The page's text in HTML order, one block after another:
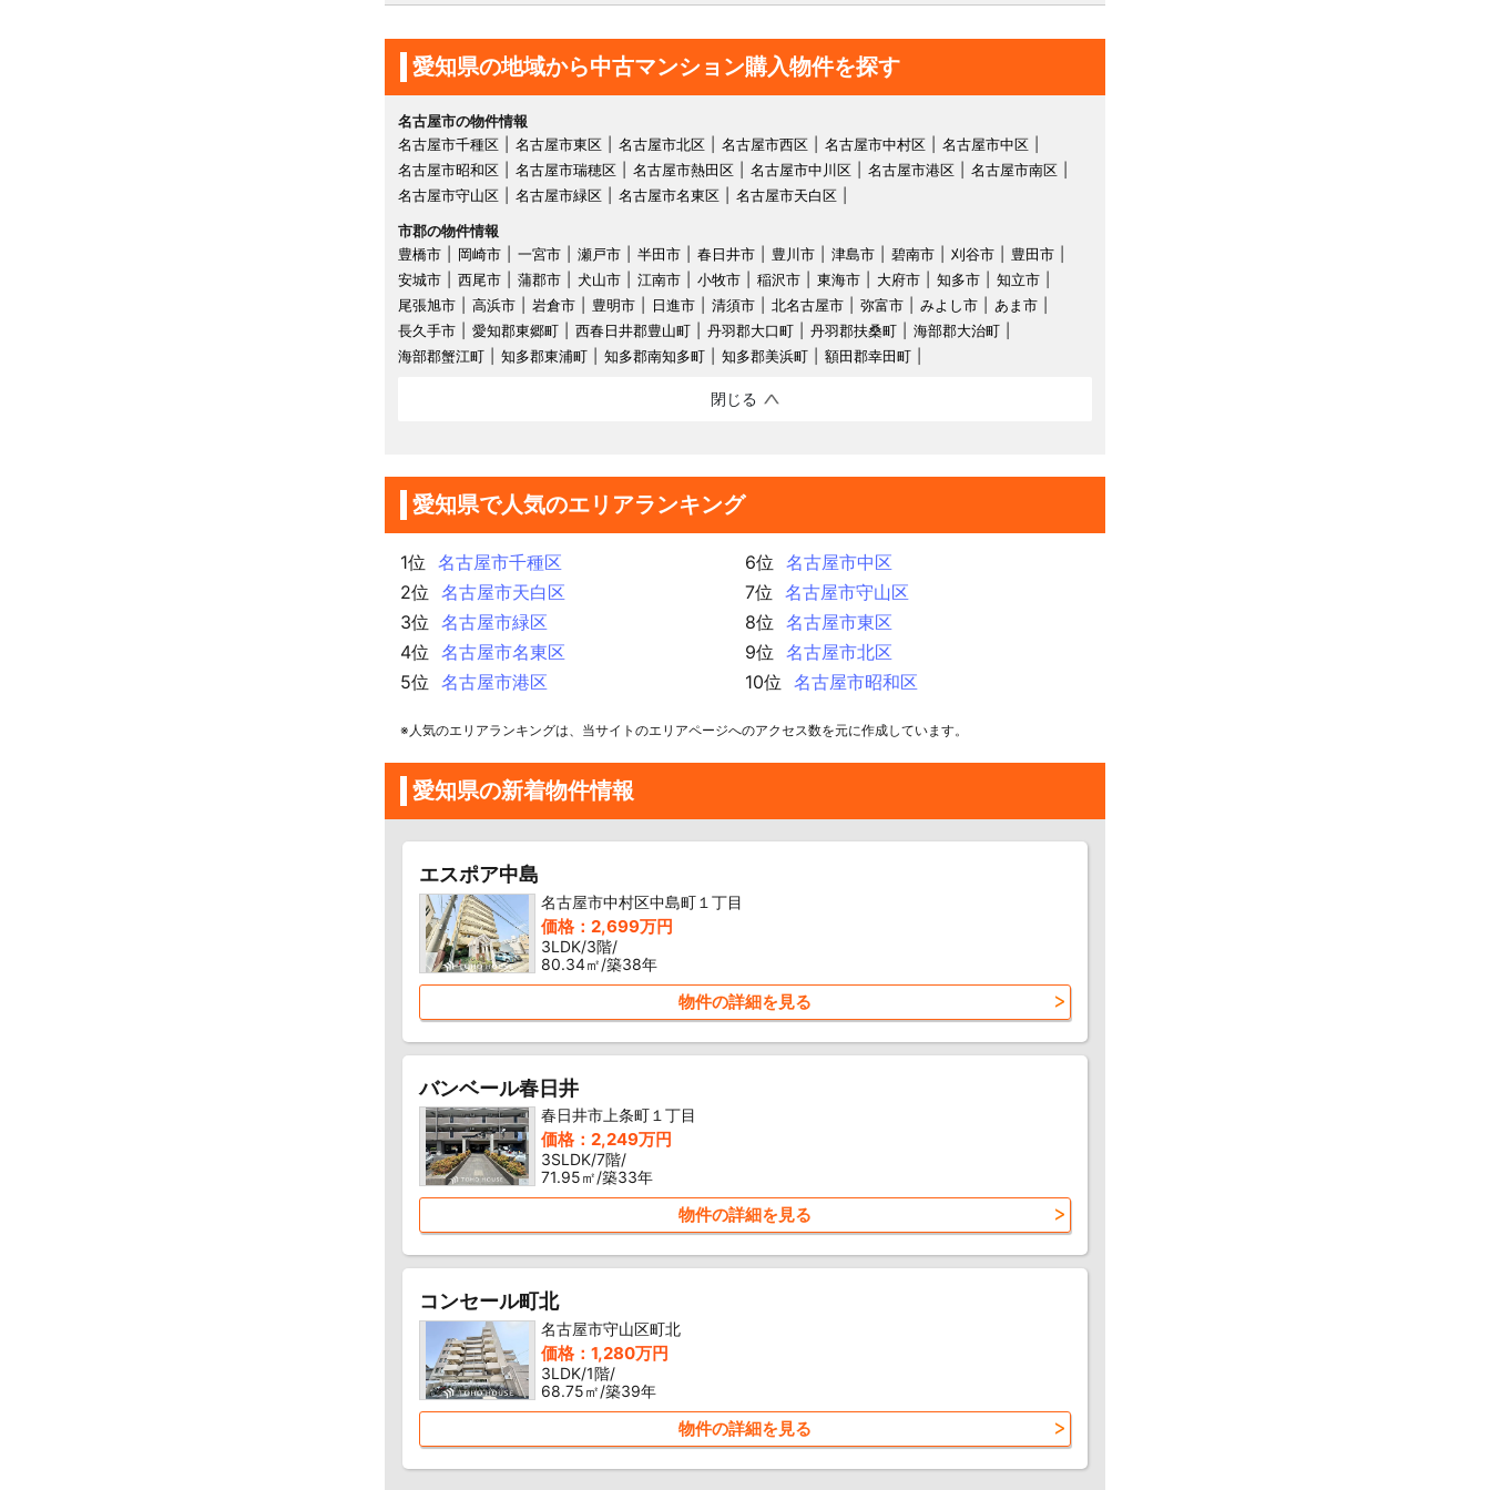
愛知県の地域から中古マンション購入物件を探す
名古屋市の物件情報
名古屋市千種区
名古屋市東区 名古屋市北区 名古屋市西区 名古屋市中村区
名古屋市中区
名古屋市昭和区
名古屋市瑞穂区 名古屋市熱田区 名古屋市中川区 名古屋市港区
名古屋市南区
名古屋市守山区
名古屋市緑区 名古屋市名東区
名古屋市天白区
市郡の物件情報
豊橋市
岡崎市 一宮市 瀬戸市 半田市 春日井市 豊川市 津島市 碧南市 刈谷市
豊田市
安城市
西尾市 蒲郡市 犬山市 江南市 小牧市 稲沢市 東海市 大府市 知多市
知立市
尾張旭市
高浜市 岩倉市 豊明市 日進市 清須市 北名古屋市 弥富市 みよし市
あま市
長久手市
愛知郡東郷町 西春日井郡豊山町 丹羽郡大口町 丹羽郡扶桑町
海部郡大治町
海部郡蟹江町
知多郡東浦町 知多郡南知多町 知多郡美浜町 額田郡幸田町
閉じる
愛知県で人気のエリアランキング
1位
名古屋市千種区
2位
名古屋市天白区
3位
名古屋市緑区
4位
名古屋市名東区
5位
名古屋市港区
6位
名古屋市中区
7位
名古屋市守山区
8位
名古屋市東区
9位
名古屋市北区
10位
名古屋市昭和区
※人気のエリアランキングは、当サイトのエリアページへのアクセス数を元に作成しています。
愛知県の新着物件情報
エスポア中島
名古屋市中村区中島町１丁目
価格：2,699万円
3LDK/3階/
80.34㎡/築38年
物件の詳細を見る
バンベール春日井
春日井市上条町１丁目
価格：2,249万円
3SLDK/7階/
71.95㎡/築33年
物件の詳細を見る
コンセール町北
名古屋市守山区町北
価格：1,280万円
3LDK/1階/
68.75㎡/築39年
物件の詳細を見る